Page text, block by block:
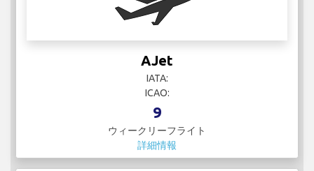
AJet
IATA:
ICAO:
9
ウィークリーフライト
詳細情報